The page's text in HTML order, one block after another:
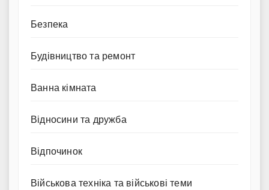
Безпека
Будівництво та ремонт
Ванна кімната
Відносини та дружба
Відпочинок
Військова техніка та військові теми